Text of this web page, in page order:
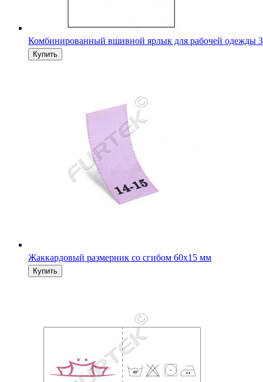
Комбинированный вшивной ярлык для рабочей одежды
Жаккардовый размерник со сгибом 60х15 мм